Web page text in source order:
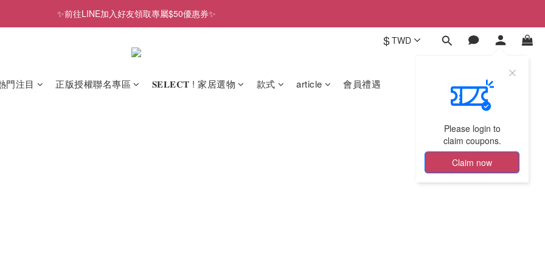
✨前往LINE加入好友領取專屬$50優惠券✨
✨前往LINE加入好友領取專屬$50優惠券✨
$TWD
Please login to
claim coupons.
Claim now
門注目 正版授權聯名專區 𝐒𝐄𝐋𝐄𝐂𝐓 ! 家居選物 款式 article 會員禮遇